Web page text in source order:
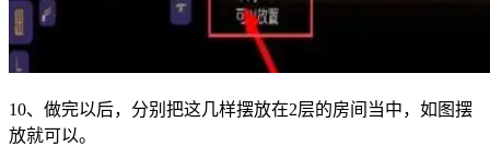
10、做完以后，分别把这几样摆放在2层的房间当中，如图摆
放就可以。